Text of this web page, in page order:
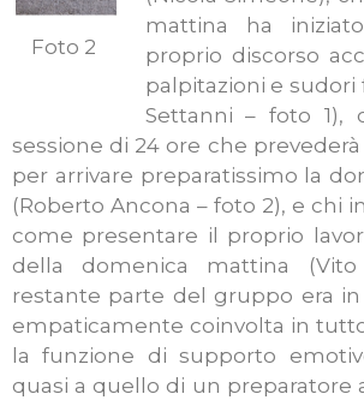
Foto 2
mattina ha
proprio discorso
palpitazioni e sudori
Settanni – foto 1),
sessione di 24 ore che
per arrivare preparatissimo la
(Roberto Ancona – foto 2), e chi
come presentare il proprio
della domenica mattina (Vito
restante parte del gruppo era
empaticamente coinvolta in
la funzione di supporto
quasi a quello di un preparatore